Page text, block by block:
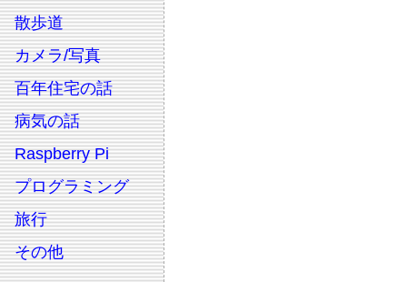
散歩道
カメラ/写真
百年住宅の話
病気の話
Raspberry Pi
プログラミング
旅行
その他